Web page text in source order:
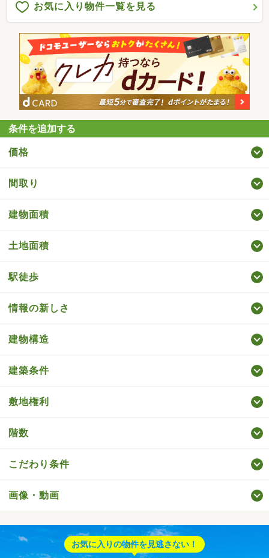
お気に入り物件一覧を見る
条件を追加する
価格
間取り
建物面積
土地面積
駅徒歩
情報の新しさ
建物構造
建築条件
敷地権利
階数
こだわり条件
画像・動画
お気に入りの物件を見逃さない！